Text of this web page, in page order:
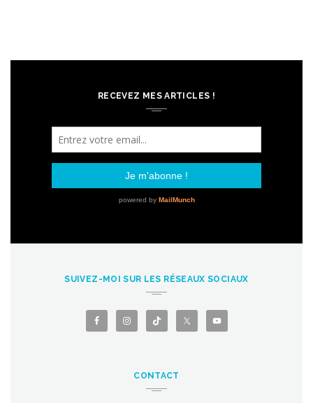
RECEVEZ MES ARTICLES !
SUIVEZ-MOI SUR LES RÉSEAUX SOCIAUX
CONTACT